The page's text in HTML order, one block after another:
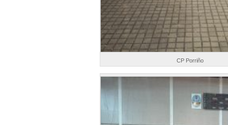
CP Porriño